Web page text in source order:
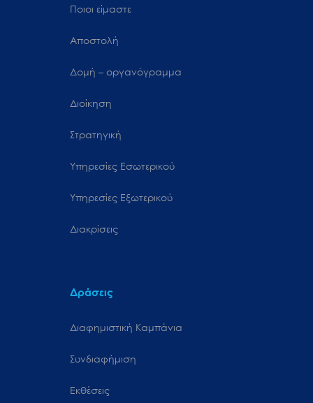
Ποιοι είμαστε
Αποστολή
Δομή – οργανόγραμμα
Διοίκηση
Στρατηγική
Υπηρεσίες Εσωτερικού
Υπηρεσίες Εξωτερικού
Διακρίσεις
Δράσεις
Διαφημιστική Καμπάνια
Συνδιαφήμιση
Εκθέσεις